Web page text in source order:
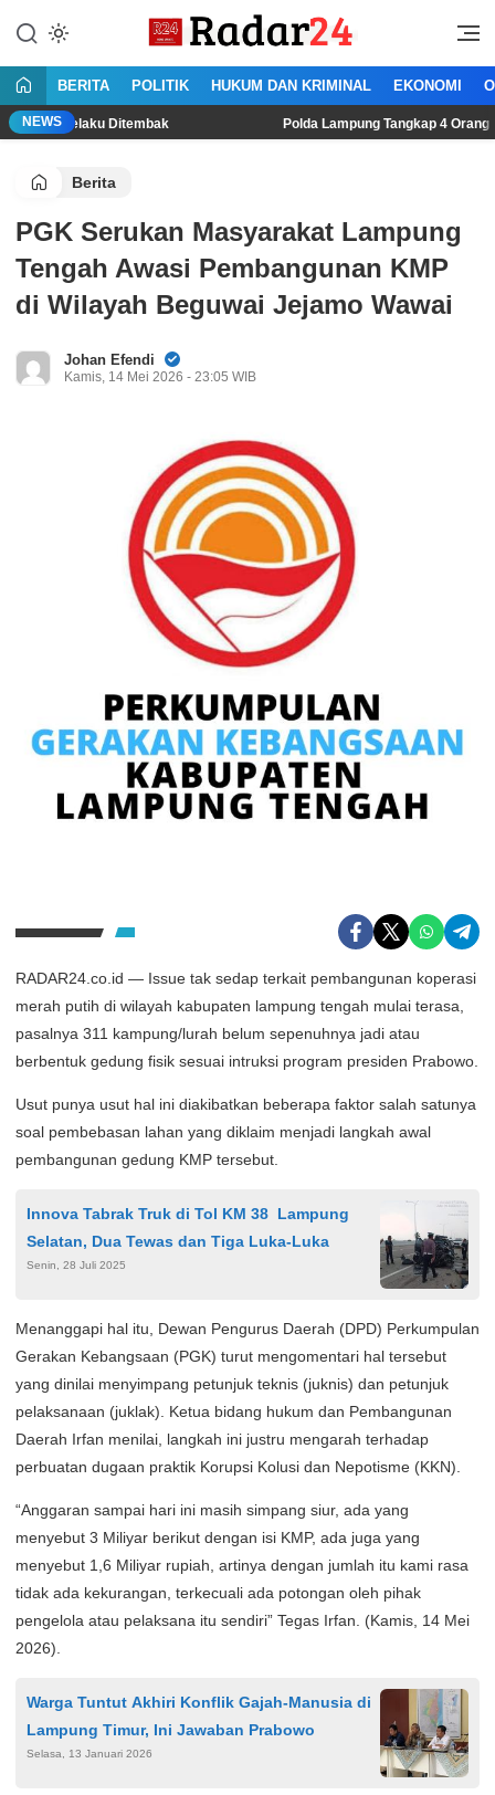
konten
Radar24.co.id
Jujur Lantang Bersuara
BERITA POLITIK HUKUM DAN KRIMINAL EKONOMI
NEWS
Ditembak Polda Lampung Tangkap 4 Orang Sedang
Berita
PGK Serukan Masyarakat Lampung
Tengah Awasi Pembangunan KMP
di Wilayah Beguwai Jejamo Wawai
Johan Efendi
Kamis, 14 Mei 2026 - 23:05 WIB
RADAR24.co.id — Issue tak sedap terkait pembangunan koperasi
merah putih di wilayah kabupaten lampung tengah mulai terasa,
pasalnya 311 kampung/lurah belum sepenuhnya jadi atau
berbentuk gedung fisik sesuai intruksi program presiden Prabowo.
Usut punya usut hal ini diakibatkan beberapa faktor salah satunya
soal pembebasan lahan yang diklaim menjadi langkah awal
pembangunan gedung KMP tersebut.
Innova Tabrak Truk di Tol KM 38 Lampung
Selatan, Dua Tewas dan Tiga Luka-Luka
Senin, 28 Juli 2025
Menanggapi hal itu, Dewan Pengurus Daerah (DPD) Perkumpulan
Gerakan Kebangsaan (PGK) turut mengomentari hal tersebut
yang dinilai menyimpang petunjuk teknis (juknis) dan petunjuk
pelaksanaan (juklak). Ketua bidang hukum dan Pembangunan
Daerah Irfan menilai, langkah ini justru mengarah terhadap
perbuatan dugaan praktik Korupsi Kolusi dan Nepotisme (KKN).
“Anggaran sampai hari ini masih simpang siur, ada yang
menyebut 3 Miliyar berikut dengan isi KMP, ada juga yang
menyebut 1,6 Miliyar rupiah, artinya dengan jumlah itu kami rasa
tidak ada kekurangan, terkecuali ada potongan oleh pihak
pengelola atau pelaksana itu sendiri” Tegas Irfan. (Kamis, 14 Mei
2026).
Warga Tuntut Akhiri Konflik Gajah-Manusia di
Lampung Timur, Ini Jawaban Prabowo
Selasa, 13 Januari 2026